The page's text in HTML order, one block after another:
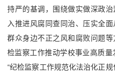
持严的基调，围绕做实做深政
入推进风腐同查同治、压实全
群众身边不正之风和腐败问题
检监察工作推动学校事业高质
“纪检监察工作规范化法治化正